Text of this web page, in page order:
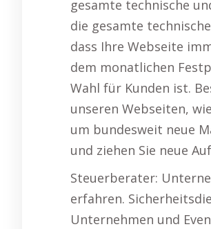
gesamte technische
die gesamte
dass Ihre Webseite
dem monatlichen
Wahl für Kunden ist.
unseren Webseiten,
um bundesweit neue
und ziehen Sie neue
Steuerberater:
erfahren.
Unternehmen und